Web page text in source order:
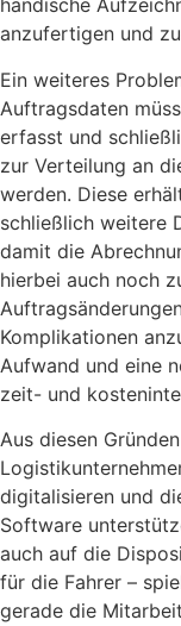
händische
anzufertigen und
Ein weiteres
Auftragsdaten
erfasst und
zur Verteilung an
werden. Diese
schließlich weitere
damit die
hierbei auch noch
Komplikationen
Aufwand und eine
zeit- und
Aus diesen
digitalisieren und
Software
auch auf die
für die Fahrer –
gerade die